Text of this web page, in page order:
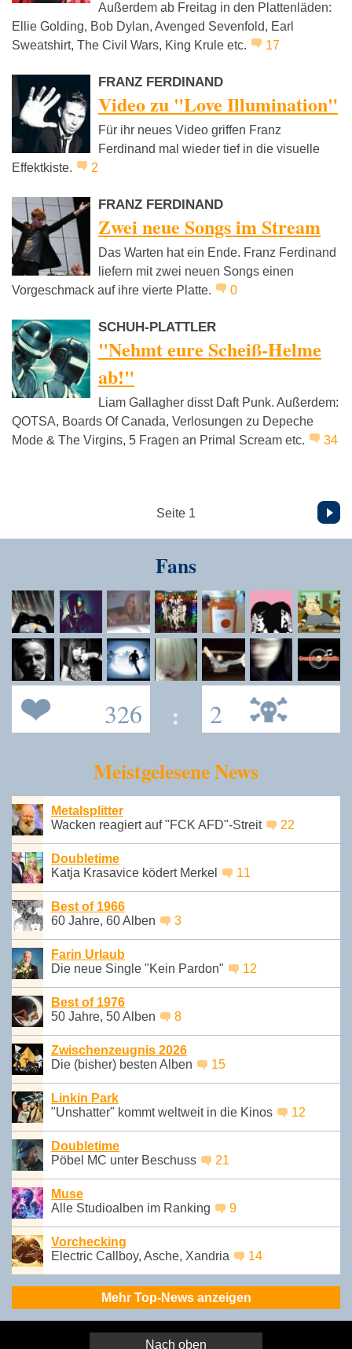
Außerdem ab Freitag in den Plattenläden:
Ellie Golding, Bob Dylan, Avenged Sevenfold, Earl
Sweatshirt, The Civil Wars, King Krule etc.
17
FRANZ FERDINAND
Video zu "Love Illumination"
Für ihr neues Video griffen Franz
Ferdinand mal wieder tief in die visuelle
Effektkiste.
2
FRANZ FERDINAND
Zwei neue Songs im Stream
Das Warten hat ein Ende. Franz Ferdinand
liefern mit zwei neuen Songs einen
Vorgeschmack auf ihre vierte Platte.
0
SCHUH-PLATTLER
"Nehmt eure Scheiß-Helme
ab!"
Liam Gallagher disst Daft Punk. Außerdem:
QOTSA, Boards Of Canada, Verlosungen zu Depeche
Mode & The Virgins, 5 Fragen an Primal Scream etc.
34
Seite 1
Vor
Fans
326 : 2
Meistgelesene News
Metalsplitter
Wacken reagiert auf "FCK AFD"-Streit
22
Doubletime
Katja Krasavice ködert Merkel
11
Best of 1966
60 Jahre, 60 Alben
3
Farin Urlaub
Die neue Single "Kein Pardon"
12
Best of 1976
50 Jahre, 50 Alben
8
Zwischenzeugnis 2026
Die (bisher) besten Alben
15
Linkin Park
"Unshatter" kommt weltweit in die Kinos
12
Doubletime
Pöbel MC unter Beschuss
21
Muse
Alle Studioalben im Ranking
9
Vorchecking
Electric Callboy, Asche, Xandria
14
Mehr Top-News anzeigen
Nach oben